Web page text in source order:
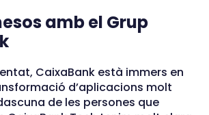
amb el Grup
CaixaBank està immers en
d’aplicacions molt
de les persones que